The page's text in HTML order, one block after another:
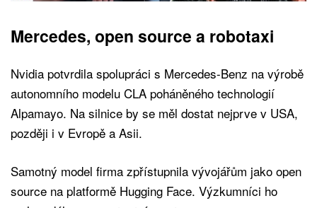
Mercedes, open source a robotaxi
Nvidia potvrdila spolupráci s Mercedes-Benz na výrobě
autonomního modelu CLA poháněného technologií
Alpamayo. Na silnice by se měl dostat nejprve v USA,
později i v Evropě a Asii.
Samotný model firma zpřístupnila vývojářům jako open
source na platformě Hugging Face. Výzkumníci ho